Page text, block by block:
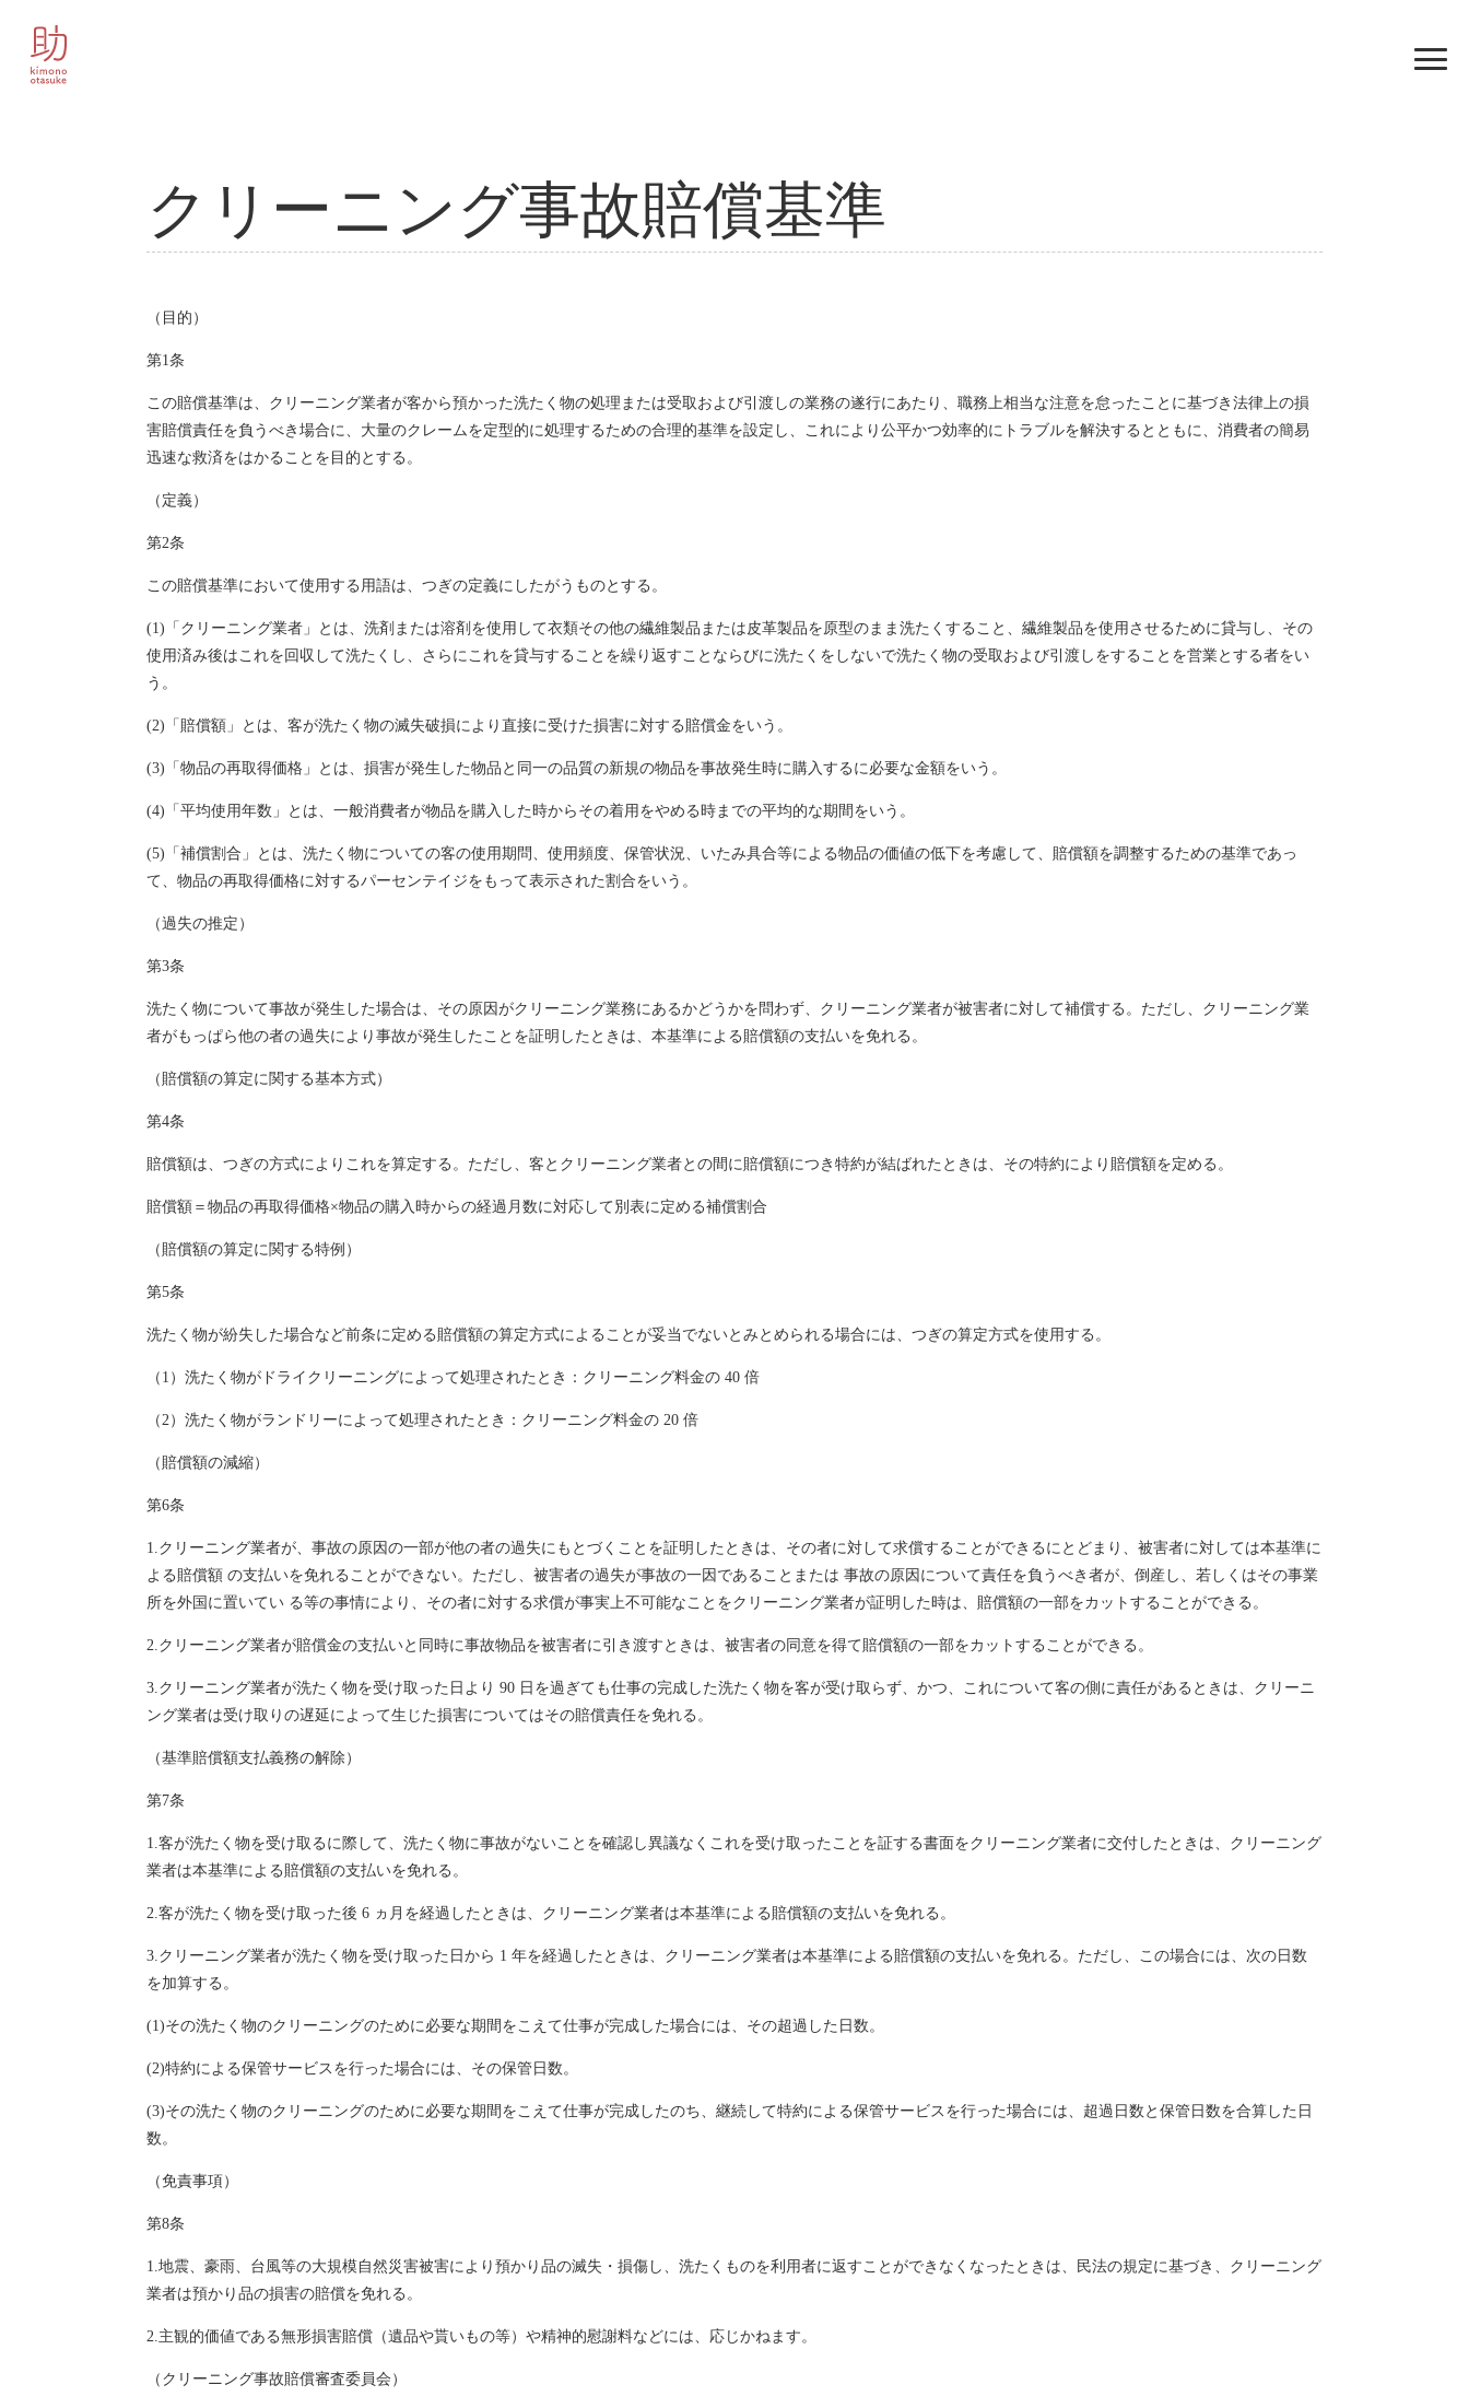
クリーニング事故賠償基準
（目的）
第1条
この賠償基準は、クリーニング業者が客から預かった洗たく物の処理または受取および引渡しの業務の遂行にあたり、職務上相当な注意を怠ったことに基づき法律上の損
害賠償責任を負うべき場合に、大量のクレームを定型的に処理するための合理的基準を設定し、これにより公平かつ効率的にトラブルを解決するとともに、消費者の簡易
迅速な救済をはかることを目的とする。
（定義）
第2条
この賠償基準において使用する用語は、つぎの定義にしたがうものとする。
(1)「クリーニング業者」とは、洗剤または溶剤を使用して衣類その他の繊維製品または皮革製品を原型のまま洗たくすること、繊維製品を使用させるために貸与し、その
使用済み後はこれを回収して洗たくし、さらにこれを貸与することを繰り返すことならびに洗たくをしないで洗たく物の受取および引渡しをすることを営業とする者をい
う。
(2)「賠償額」とは、客が洗たく物の滅失破損により直接に受けた損害に対する賠償金をいう。
(3)「物品の再取得価格」とは、損害が発生した物品と同一の品質の新規の物品を事故発生時に購入するに必要な金額をいう。
(4)「平均使用年数」とは、一般消費者が物品を購入した時からその着用をやめる時までの平均的な期間をいう。
(5)「補償割合」とは、洗たく物についての客の使用期問、使用頻度、保管状況、いたみ具合等による物品の価値の低下を考慮して、賠償額を調整するための基準であっ
て、物品の再取得価格に対するパーセンテイジをもって表示された割合をいう。
（過失の推定）
第3条
洗たく物について事故が発生した場合は、その原因がクリーニング業務にあるかどうかを問わず、クリーニング業者が被害者に対して補償する。ただし、クリーニング業
者がもっぱら他の者の過失により事故が発生したことを証明したときは、本基準による賠償額の支払いを免れる。
（賠償額の算定に関する基本方式）
第4条
賠償額は、つぎの方式によりこれを算定する。ただし、客とクリーニング業者との間に賠償額につき特約が結ばれたときは、その特約により賠償額を定める。
賠償額＝物品の再取得価格×物品の購入時からの経過月数に対応して別表に定める補償割合
（賠償額の算定に関する特例）
第5条
洗たく物が紛失した場合など前条に定める賠償額の算定方式によることが妥当でないとみとめられる場合には、つぎの算定方式を使用する。
（1）洗たく物がドライクリーニングによって処理されたとき：クリーニング料金の 40 倍
（2）洗たく物がランドリーによって処理されたとき：クリーニング料金の 20 倍
（賠償額の減縮）
第6条
1.クリーニング業者が、事故の原因の一部が他の者の過失にもとづくことを証明したときは、その者に対して求償することができるにとどまり、被害者に対しては本基準に
よる賠償額 の支払いを免れることができない。ただし、被害者の過失が事故の一因であることまたは 事故の原因について責任を負うべき者が、倒産し、若しくはその事業
所を外国に置いてい る等の事情により、その者に対する求償が事実上不可能なことをクリーニング業者が証明した時は、賠償額の一部をカットすることができる。
2.クリーニング業者が賠償金の支払いと同時に事故物品を被害者に引き渡すときは、被害者の同意を得て賠償額の一部をカットすることができる。
3.クリーニング業者が洗たく物を受け取った日より 90 日を過ぎても仕事の完成した洗たく物を客が受け取らず、かつ、これについて客の側に責任があるときは、クリーニ
ング業者は受け取りの遅延によって生じた損害についてはその賠償責任を免れる。
（基準賠償額支払義務の解除）
第7条
1.客が洗たく物を受け取るに際して、洗たく物に事故がないことを確認し異議なくこれを受け取ったことを証する書面をクリーニング業者に交付したときは、クリーニング
業者は本基準による賠償額の支払いを免れる。
2.客が洗たく物を受け取った後 6 ヵ月を経過したときは、クリーニング業者は本基準による賠償額の支払いを免れる。
3.クリーニング業者が洗たく物を受け取った日から 1 年を経過したときは、クリーニング業者は本基準による賠償額の支払いを免れる。ただし、この場合には、次の日数
を加算する。
(1)その洗たく物のクリーニングのために必要な期間をこえて仕事が完成した場合には、その超過した日数。
(2)特約による保管サービスを行った場合には、その保管日数。
(3)その洗たく物のクリーニングのために必要な期間をこえて仕事が完成したのち、継続して特約による保管サービスを行った場合には、超過日数と保管日数を合算した日
数。
（免責事項）
第8条
1.地震、豪雨、台風等の大規模自然災害被害により預かり品の滅失・損傷し、洗たくものを利用者に返すことができなくなったときは、民法の規定に基づき、クリーニング
業者は預かり品の損害の賠償を免れる。
2.主観的価値である無形損害賠償（遺品や貰いもの等）や精神的慰謝料などには、応じかねます。
（クリーニング事故賠償審査委員会）